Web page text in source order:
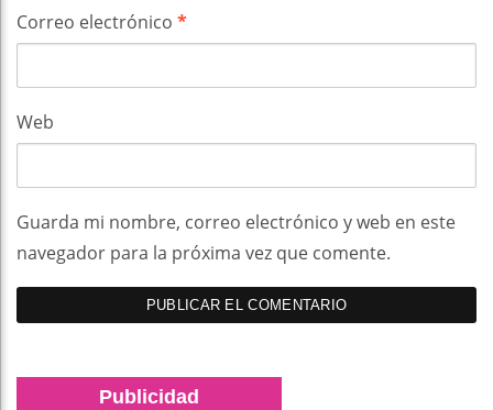
Correo electrónico *
Web
Guarda mi nombre, correo electrónico y web en este
navegador para la próxima vez que comente.
Publicidad